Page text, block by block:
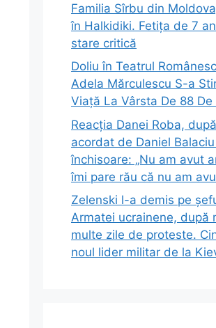
Familia Sîrbu din
în Halkidiki. Fetița de 7
stare critică
Doliu în Teatrul
Adela Mărculescu S-a
Viață La Vârsta De 88 De
Reacția Danei Roba,
acordat de Daniel
închisoare: „Nu am avut
îmi pare rău că nu am
Zelenski l-a demis pe
Armatei ucrainene, după
multe zile de proteste.
noul lider militar de la